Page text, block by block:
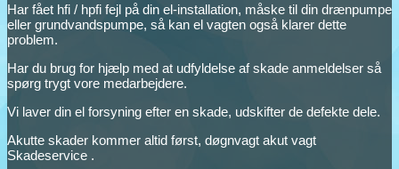
Har fået hfi / hpfi fejl på din el-installation, måske til din drænpumpe
eller grundvandspumpe, så kan el vagten også klarer dette
problem.
Har du brug for hjælp med at udfyldelse af skade anmeldelser så
spørg trygt vore medarbejdere.
Vi laver din el forsyning efter en skade, udskifter de defekte dele.
Akutte skader kommer altid først, døgnvagt akut vagt
Skadeservice .